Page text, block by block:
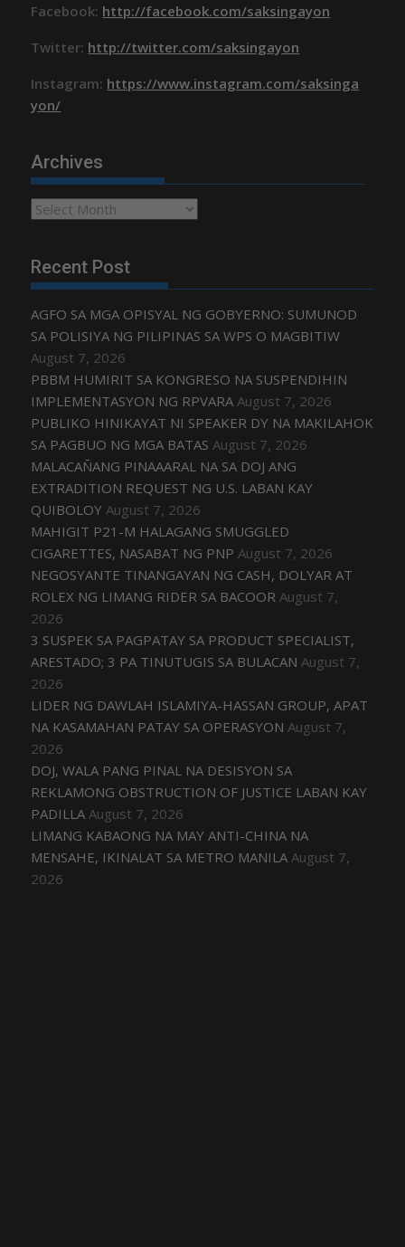
Facebook: http://facebook.com/saksingayon
Twitter: http://twitter.com/saksingayon
Instagram: https://www.instagram.com/saksinga
yon/
Archives
Archives
Recent Post
AGFO SA MGA OPISYAL NG GOBYERNO: SUMUNOD
SA POLISIYA NG PILIPINAS SA WPS O MAGBITIW
August 7, 2026
PBBM HUMIRIT SA KONGRESO NA SUSPENDIHIN
IMPLEMENTASYON NG RPVARA August 7, 2026
PUBLIKO HINIKAYAT NI SPEAKER DY NA MAKILAHOK
SA PAGBUO NG MGA BATAS August 7, 2026
MALACAÑANG PINAAARAL NA SA DOJ ANG
EXTRADITION REQUEST NG U.S. LABAN KAY
QUIBOLOY August 7, 2026
MAHIGIT P21-M HALAGANG SMUGGLED
CIGARETTES, NASABAT NG PNP August 7, 2026
NEGOSYANTE TINANGAYAN NG CASH, DOLYAR AT
ROLEX NG LIMANG RIDER SA BACOOR August 7,
2026
3 SUSPEK SA PAGPATAY SA PRODUCT SPECIALIST,
ARESTADO; 3 PA TINUTUGIS SA BULACAN August 7,
2026
LIDER NG DAWLAH ISLAMIYA-HASSAN GROUP, APAT
NA KASAMAHAN PATAY SA OPERASYON August 7,
2026
DOJ, WALA PANG PINAL NA DESISYON SA
REKLAMONG OBSTRUCTION OF JUSTICE LABAN KAY
PADILLA August 7, 2026
LIMANG KABAONG NA MAY ANTI-CHINA NA
MENSAHE, IKINALAT SA METRO MANILA August 7,
2026